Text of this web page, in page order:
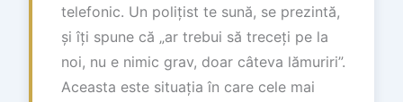
telefonic. Un polițist te sună, se prezintă,
și îți spune că „ar trebui să treceți pe la
noi, nu e nimic grav, doar câteva lămuriri”.
Aceasta este situația în care cele mai